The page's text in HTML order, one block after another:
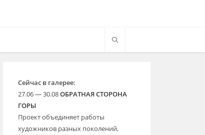
Сейчас в галерее:
27.06 — 30.08ОБРАТНАЯ СТОРОНА
ГОРЫ
Проект объединяет работы
художников разных поколений,